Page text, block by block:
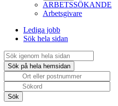
ARBETSSÖKANDE
Arbetsgivare
Lediga jobb
Sök hela sidan